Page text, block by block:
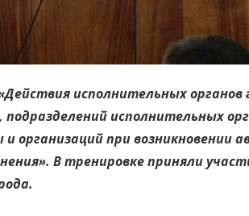
исполнительных органов
исполнительных
организаций при возникновении
В тренировке приняли